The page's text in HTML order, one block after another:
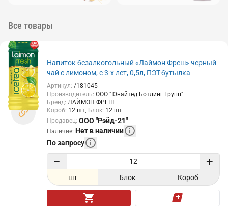
Все товары
Напиток безалкогольный «Лаймон Фреш» черный
чай с лимоном, с 3-х лет, 0,5л, ПЭТ-бутылка
Артикул: /181045
Производитель: ООО "Юнайтед Ботлинг Групп"
Бренд: ЛАЙМОН ФРЕШ
Короб: 12 шт Блок: 12 шт
Продавец: ООО "Рэйд-21"
Наличие: Нет в наличии
По запросу
− +
шт Блок Короб